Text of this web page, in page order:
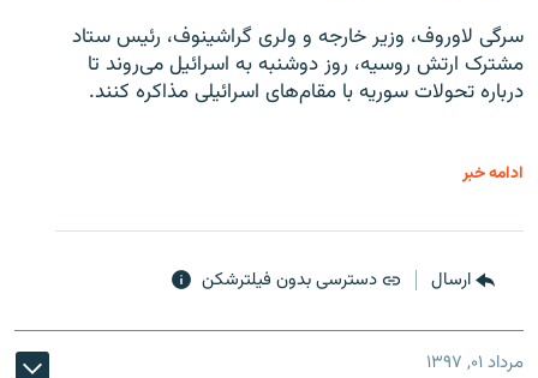
سرگی لاوروف، وزیر خارجه و ولری گراشینوف، رئیس ستاد
مشترک ارتش روسیه، روز دوشنبه به اسرائیل می‌روند تا
درباره تحولات سوریه با مقام‌های اسرائیلی مذاکره کنند.
ادامه خبر
ارسال دسترسی بدون فیلترشکن
مرداد ۰۱, ۱۳۹۷